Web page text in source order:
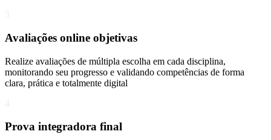
Avaliações online objetivas
Realize avaliações de múltipla escolha em cada disciplina,
monitorando seu progresso e validando competências de forma
clara, prática e totalmente digital
Prova integradora final